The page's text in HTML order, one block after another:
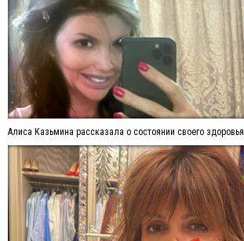
Алиса Казьмина рассказала о состоянии своего здоровья